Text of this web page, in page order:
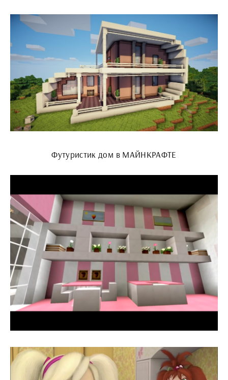
Футуристик дом в МАЙНКРАФТЕ